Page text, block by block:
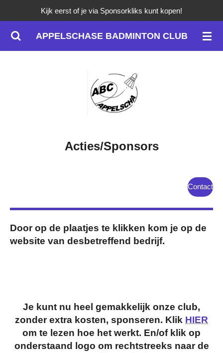
naar
de
APPELSCHASE BADMINTON CLUB
Kijk eerst of je via Sponsorkliks kunt kopen!
Acties/Sponsors
Contact
Door op de plaatjes te klikken kom je op de
website van desbetreffend bedrijf.
Je kunt nu heel gemakkelijk onze club,
zonder extra kosten, sponseren. Klik HIER
om te lezen hoe het werkt. En/of klik op
onderstaand logo om rechtstreeks naar de